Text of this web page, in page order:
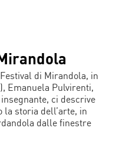
di Mirandola, in
Emanuela Pulvirenti,
ci descrive
storia dell’arte, in
dalle finestre